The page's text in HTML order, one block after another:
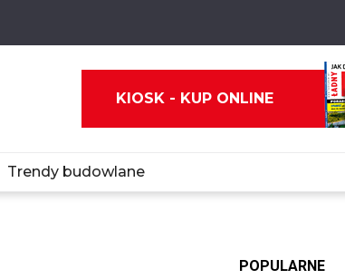
KIOSK - KUP ONLINE
Trendy budowlane
POPULARNE